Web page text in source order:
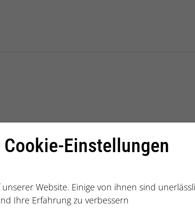
Cookie-Einstellungen
Website. Einige von ihnen sind
Ihre Erfahrung zu verbessern